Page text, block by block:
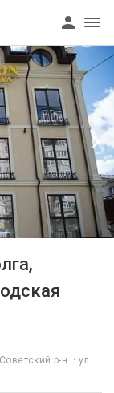
р-н. · ул.